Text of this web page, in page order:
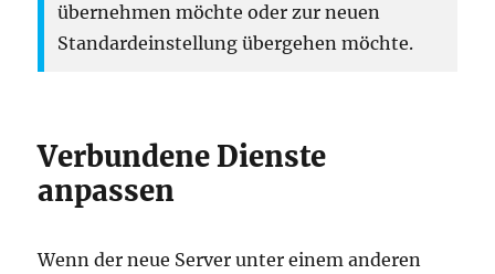
übernehmen möchte oder zur neuen
Standardeinstellung übergehen möchte.
Verbundene Dienste
anpassen
Wenn der neue Server unter einem anderen